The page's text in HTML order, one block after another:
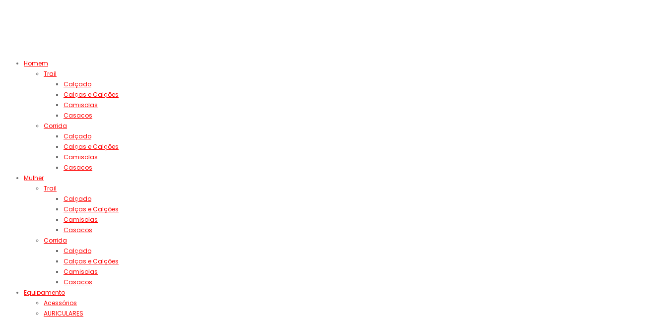
Homem
Trail
Calçado
Calças e Calções
Camisolas
Casacos
Corrida
Calçado
Calças e Calções
Camisolas
Casacos
Mulher
Trail
Calçado
Calças e Calções
Camisolas
Casacos
Corrida
Calçado
Calças e Calções
Camisolas
Casacos
Equipamento
Acessórios
AURICULARES